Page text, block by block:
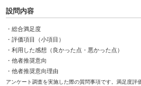
設問内容
・総合満足度
・評価項目（小項目）
・利用した感想（良かった点・悪かった点）
・他者推奨意向
・他者推奨意向理由
アンケート調査を実施した際の質問事項です。満足度評